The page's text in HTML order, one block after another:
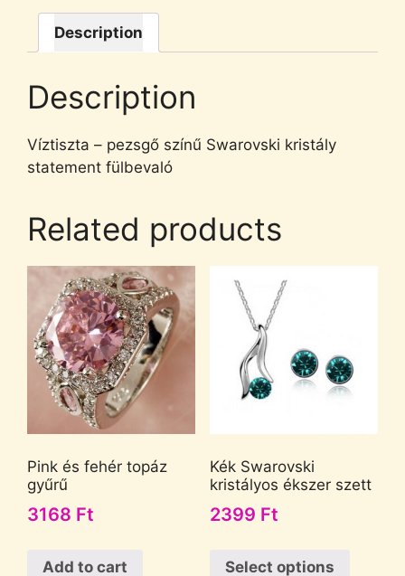
Description
Description
Víztiszta – pezsgő színű Swarovski kristály
statement fülbevaló
Related products
Pink és fehér topáz
gyűrű
3168 Ft
Add to cart
Kék Swarovski
kristályos ékszer szett
2399 Ft
Select options